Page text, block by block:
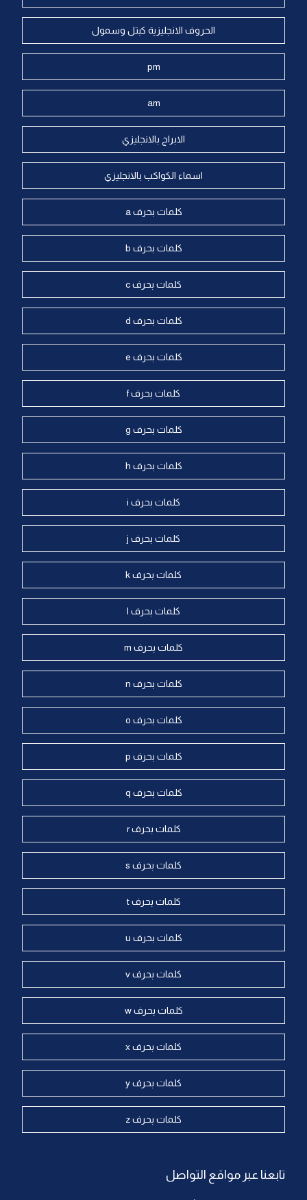
الحروف الانجليزية كبتل وسمول
pm
am
الابراج بالانجليزي
اسماء الكواكب بالانجليزي
كلمات بحرف a
كلمات بحرف b
كلمات بحرف c
كلمات بحرف d
كلمات بحرف e
كلمات بحرف f
كلمات بحرف g
كلمات بحرف h
كلمات بحرف i
كلمات بحرف j
كلمات بحرف k
كلمات بحرف l
كلمات بحرف m
كلمات بحرف n
كلمات بحرف o
كلمات بحرف p
كلمات بحرف q
كلمات بحرف r
كلمات بحرف s
كلمات بحرف t
كلمات بحرف u
كلمات بحرف v
كلمات بحرف w
كلمات بحرف x
كلمات بحرف y
كلمات بحرف z
تابعنا عبر مواقع التواصل